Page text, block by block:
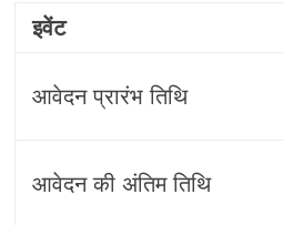
इवेंट
आवेदन प्रारंभ तिथि
आवेदन की अंतिम तिथि